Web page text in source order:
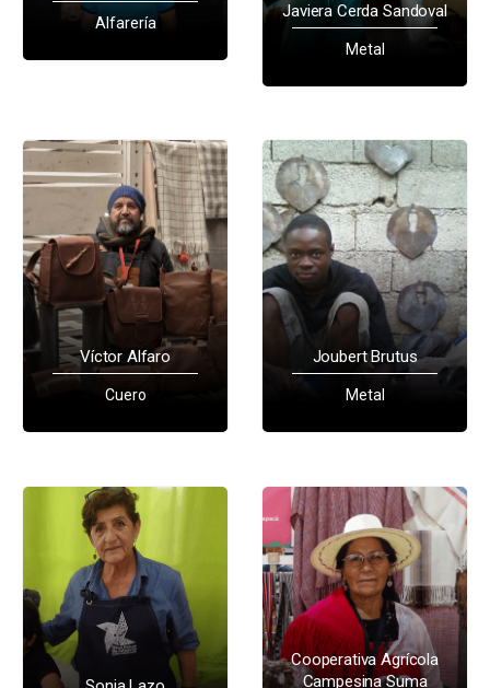
Alfarería
Javiera Cerda Sandoval
Metal
Víctor Alfaro
Cuero
Joubert Brutus
Metal
Cooperativa Agrícola
Campesina Suma